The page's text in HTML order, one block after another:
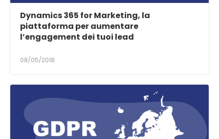
Dynamics 365 for Marketing, la
piattaforma per aumentare
l’engagement dei tuoi lead
08/05/2018